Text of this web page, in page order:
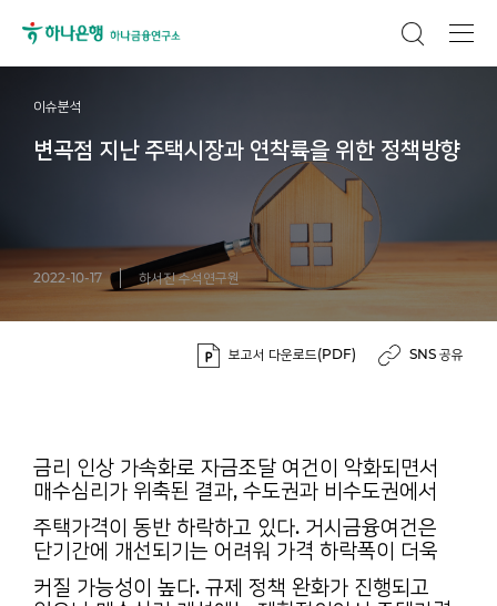
이슈분석
변곡점 지난 주택시장과 연착륙을 위한 정책방향
2022-10-17 하서진 수석연구원
보고서 다운로드(PDF) SNS 공유
금리 인상 가속화로 자금조달 여건이 악화되면서
매수심리가 위축된 결과, 수도권과 비수도권에서
주택가격이 동반 하락하고 있다. 거시금융여건은
단기간에 개선되기는 어려워 가격 하락폭이 더욱
커질 가능성이 높다. 규제 정책 완화가 진행되고